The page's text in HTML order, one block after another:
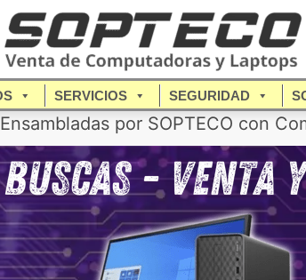
SERVICIOS SEGURIDAD
por SOPTECO con